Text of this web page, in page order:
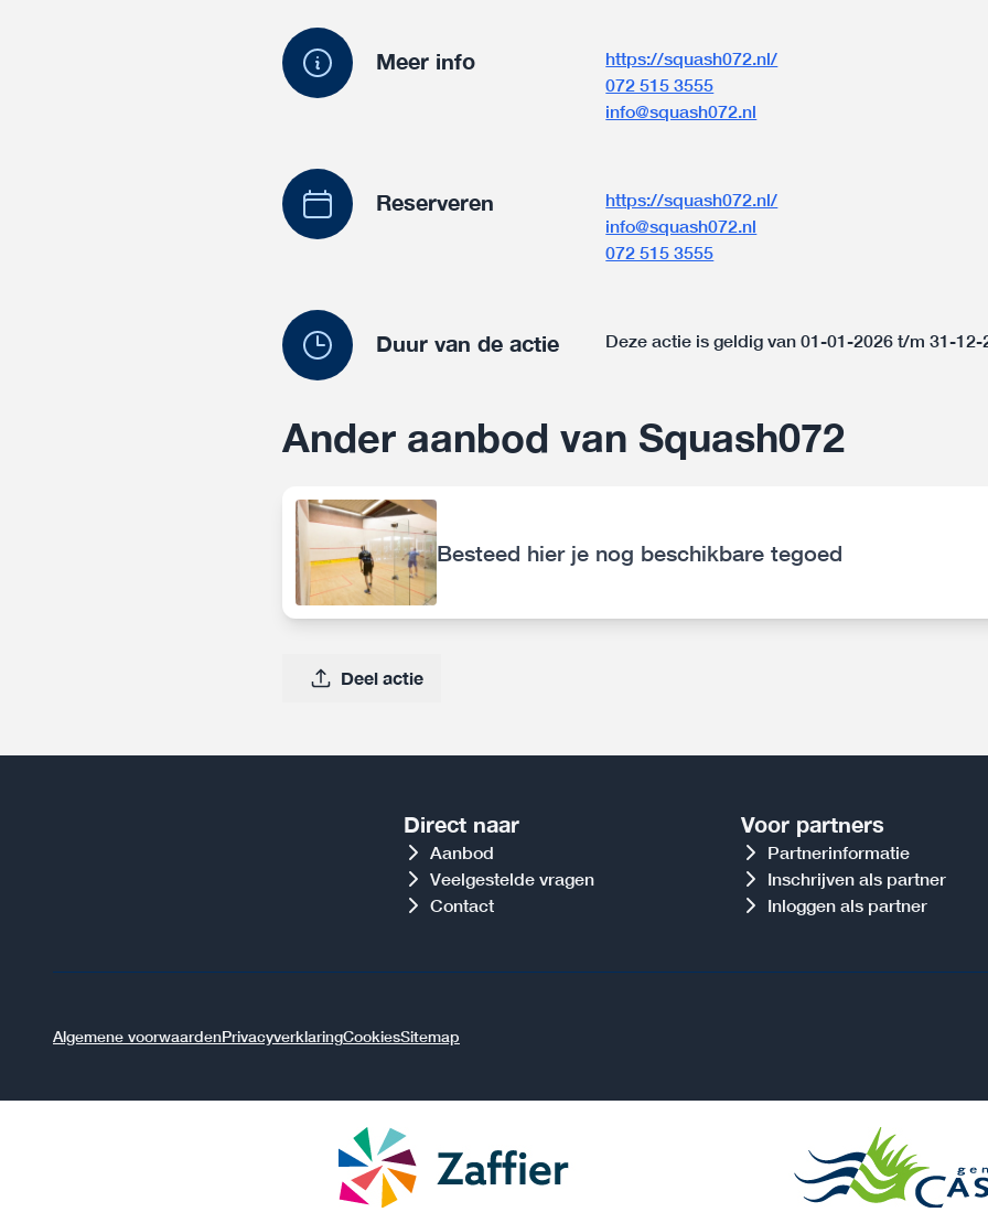
Meer info
https://squash072.nl/
072 515 3555
info@squash072.nl
Reserveren
https://squash072.nl/
info@squash072.nl
072 515 3555
Duur van de actie Deze actie is geldig van 01-01-2026 t/m 31-12-
Ander aanbod van Squash072
Besteed hier je nog beschikbare tegoed
Deel actie
Direct naar
Aanbod
Veelgestelde vragen
Contact
Voor partners
Partnerinformatie
Inschrijven als partner
Inloggen als partner
Algemene voorwaardenPrivacyverklaringCookiesSitemap